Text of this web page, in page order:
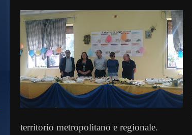
territorio metropolitano e regionale.